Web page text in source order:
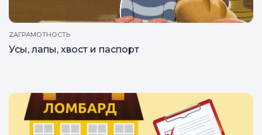
ZAГРАМОТНОСТЬ
Усы, лапы, хвост и паспорт